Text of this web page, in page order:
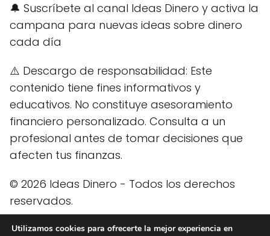
🔔 Suscríbete al canal Ideas Dinero y activa la
campana para nuevas ideas sobre dinero
cada día
⚠️ Descargo de responsabilidad: Este
contenido tiene fines informativos y
educativos. No constituye asesoramiento
financiero personalizado. Consulta a un
profesional antes de tomar decisiones que
afecten tus finanzas.
© 2026 Ideas Dinero - Todos los derechos
reservados.
Utilizamos cookies para ofrecerte la mejor experiencia en